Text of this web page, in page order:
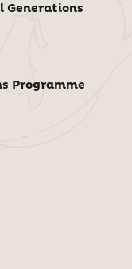
Generations
Programme